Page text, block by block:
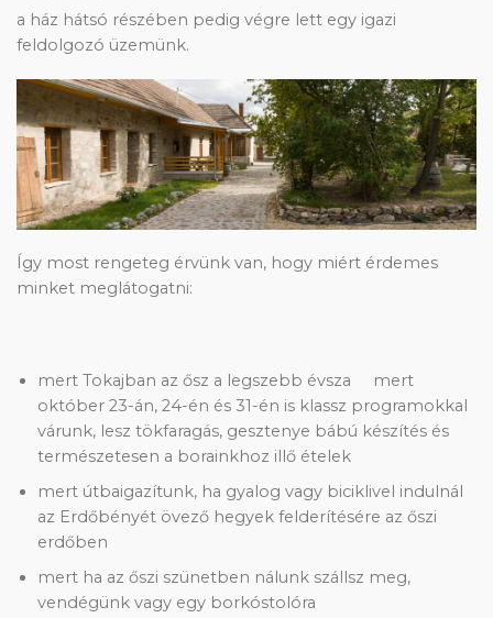
a ház hátsó részében pedig végre lett egy igazi
feldolgozó üzemünk.
Így most rengeteg érvünk van, hogy miért érdemes
minket meglátogatni:
mert Tokajban az ősz a legszebb évsza mert
október 23-án, 24-én és 31-én is klassz programokkal
várunk, lesz tökfaragás, gesztenye bábú készítés és
természetesen a borainkhoz illő ételek
mert útbaigazítunk, ha gyalog vagy biciklivel indulnál
az Erdőbényét övező hegyek felderítésére az őszi
erdőben
mert ha az őszi szünetben nálunk szállsz meg,
vendégünk vagy egy borkóstolóra